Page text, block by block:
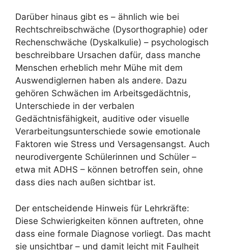
Darüber hinaus gibt es – ähnlich wie bei
Rechtschreibschwäche (Dysorthographie) oder
Rechenschwäche (Dyskalkulie) – psychologisch
beschreibbare Ursachen dafür, dass manche
Menschen erheblich mehr Mühe mit dem
Auswendiglernen haben als andere. Dazu
gehören Schwächen im Arbeitsgedächtnis,
Unterschiede in der verbalen
Gedächtnisfähigkeit, auditive oder visuelle
Verarbeitungsunterschiede sowie emotionale
Faktoren wie Stress und Versagensangst. Auch
neurodivergente Schülerinnen und Schüler –
etwa mit ADHS – können betroffen sein, ohne
dass dies nach außen sichtbar ist.
Der entscheidende Hinweis für Lehrkräfte:
Diese Schwierigkeiten können auftreten, ohne
dass eine formale Diagnose vorliegt. Das macht
sie unsichtbar – und damit leicht mit Faulheit